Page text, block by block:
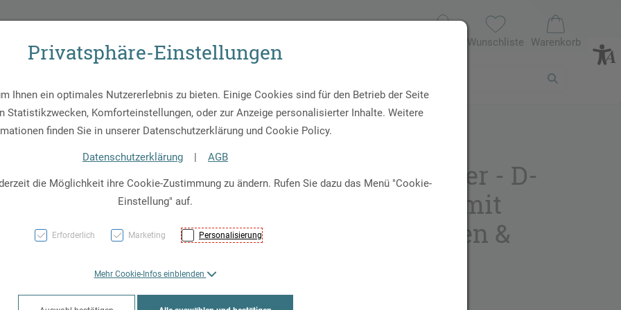
Wunschliste Warenkorb
Gesunde Blase Pulver - D-
Mannose Komplex mit
Cranberry, Vitaminen &
PZN: 8027932
Privatsphäre-Einstellungen
Ihnen ein optimales Nutzererlebnis zu bieten. Einige Cookies sind für den Betrieb der Seite
Statistikzwecken, Komforteinstellungen, oder zur Anzeige personalisierter Inhalte. Weitere
finden Sie in unserer Datenschutzerklärung und Cookie Policy.
Datenschutzerklärung | AGB
die Möglichkeit ihre Cookie-Zustimmung zu ändern. Rufen Sie dazu das Menü "Cookie-
Einstellung" auf.
Erforderlich Marketing Personalisierung
Mehr Cookie-Infos einblenden